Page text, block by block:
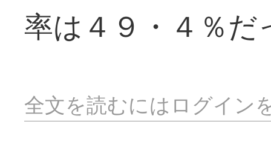
率は４９・４％だ
全文を読むにはログイン